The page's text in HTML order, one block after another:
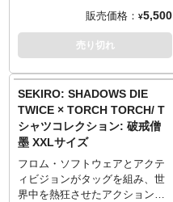
TORCH TORCH OFFICIAL
https://torchtorch.jp/
Lサイズ （73cm／55cm／50cm
／22cm）
XLサイズ （77cm／58cm／
XXLサイズ （84cm／68cm／
60cm／26cm）
──────────────────
■マテリアル
綿100% 5.6oz ヘビーウェイトボ
ディ
※杢灰のみ 綿90%、ポリエステ
ル10% 5.6oz ヘビーウェイトボ
乾いたタッチで、着こなしやす
く仕上げました。
生地はしっかりとした厚みの5.6
何度洗っても型崩れしづらく風
合いが出るのが特徴です。
──────────────────
■サイズ（着丈／身幅／肩幅／袖
丈）
Sサイズ （65cm／49cm／42cm
／19cm）
Mサイズ （69cm／52cm／46cm
アドベンチャーゲーム
『SEKIRO: SHADOWS DIE
TWICE』。「TORCH TORCH」
とのコラボレーションTシャツが
登場です！
プレイヤーに苦戦を強いた強敵
「破戒僧」。高笑いとともに長
刀をふるう彼女の姿を、フロ
ム・ソフトウェア作品に関する
数々のファンアートが人気のイ
ラストレーター・芳川氏が耽美
な鉛筆画で描き下ろし。洗練さ
販売価格： ¥5,500
売り切れ
SEKIRO: SHADOWS DIE
TWICE × TORCH TORCH/ T
シャツコレクション: 破戒僧
墨 XXLサイズ
フロム・ソフトウェアとアクテ
ィビジョンがタッグを組み、世
界中を熱狂させたアクション・